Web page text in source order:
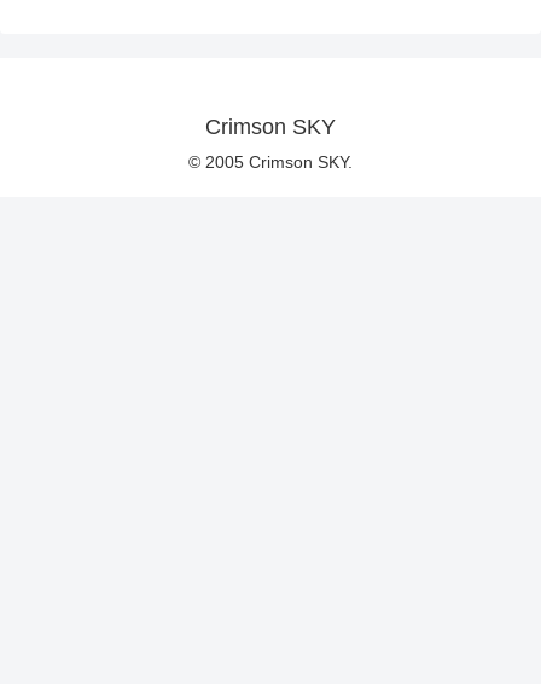
Crimson SKY
© 2005 Crimson SKY.